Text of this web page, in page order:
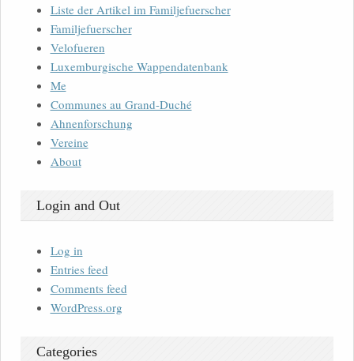
Liste der Artikel im Familjefuerscher
Familjefuerscher
Velofueren
Luxemburgische Wappendatenbank
Me
Communes au Grand-Duché
Ahnenforschung
Vereine
About
Login and Out
Log in
Entries feed
Comments feed
WordPress.org
Categories